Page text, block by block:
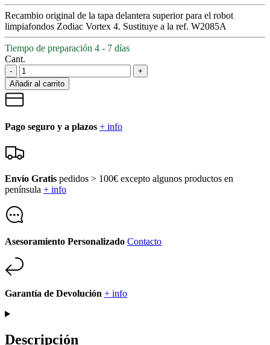
Recambio original de la tapa delantera superior para el robot
limpiafondos Zodiac Vortex 4. Sustituye a la ref. W2085A
Tiempo de preparación 4 - 7 días
Cant.
-
+
Añadir al carrito
Pago seguro y a plazos + info
Envío Gratis pedidos > 100€ excepto algunos productos en
península + info
Asesoramiento Personalizado Contacto
Garantía de Devolución + info
Descripción